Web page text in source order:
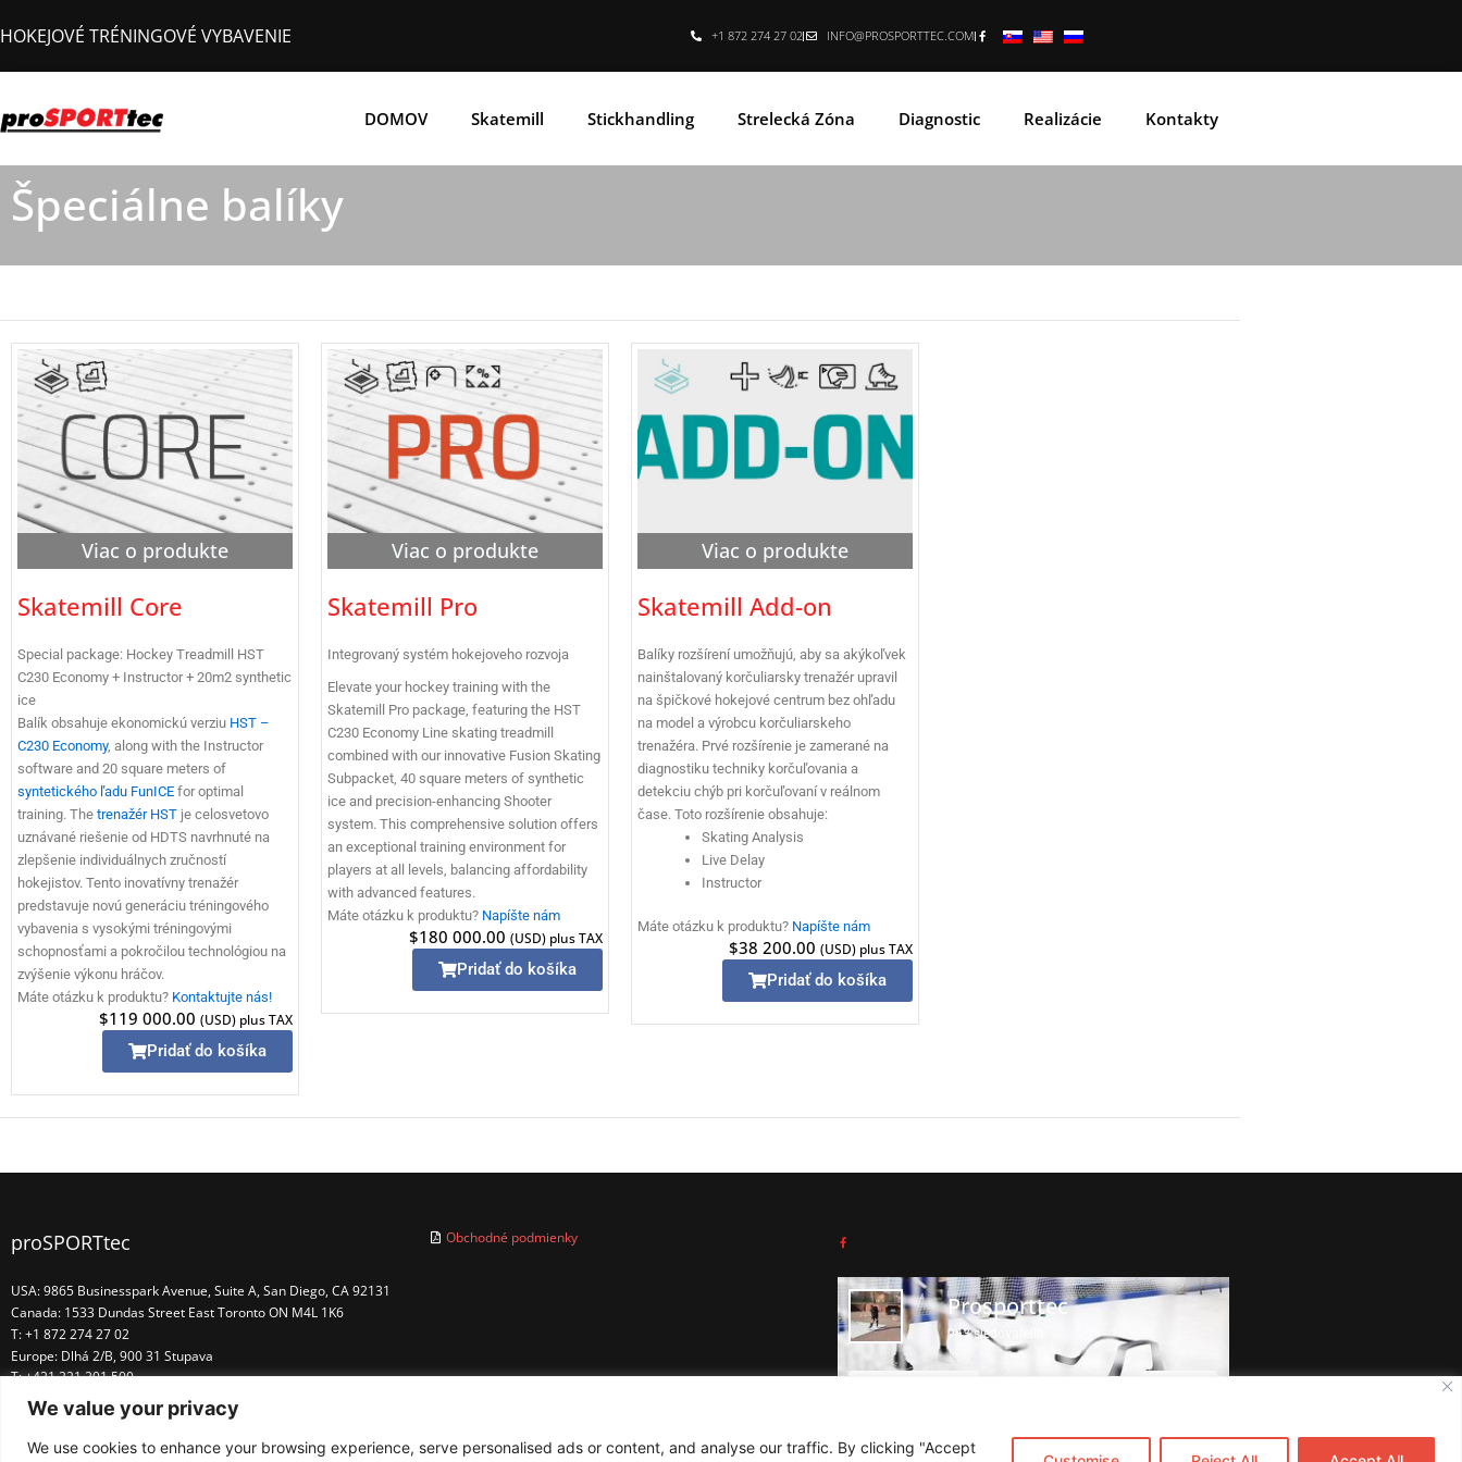
We value your privacy
We use cookies to enhance your browsing experience, serve personalised ads or content, and analyse our traffic. By clicking "Accept
na
obsah
HOKEJOVÉ TRÉNINGOVÉ VYBAVENIE +1 872 274 27 02 INFO@PROSPORTTEC.COM
DOMOV Skatemill Stickhandling Strelecká Zóna Diagnostic Realizácie Kontakty
Špeciálne balíky
Viac o produkte
Skatemill Core
Special package: Hockey Treadmill HST
C230 Economy + Instructor + 20m2 synthetic
ice
Balík obsahuje ekonomickú verziu HST –
C230 Economy, along with the Instructor
software and 20 square meters of
syntetického ľadu FunICE for optimal
training. The trenažér HST je celosvetovo
uznávané riešenie od HDTS navrhnuté na
zlepšenie individuálnych zručností
hokejistov. Tento inovatívny trenažér
predstavuje novú generáciu tréningového
vybavenia s vysokými tréningovými
schopnosťami a pokročilou technológiou na
zvýšenie výkonu hráčov.
Máte otázku k produktu? Kontaktujte nás!
$119 000.00 (USD) plus TAX
Pridať do košíka
Viac o produkte
Skatemill Pro
Integrovaný systém hokejoveho rozvoja
Elevate your hockey training with the
Skatemill Pro package, featuring the HST
C230 Economy Line skating treadmill
combined with our innovative Fusion Skating
Subpacket, 40 square meters of synthetic
ice and precision-enhancing Shooter
system. This comprehensive solution offers
an exceptional training environment for
players at all levels, balancing affordability
with advanced features.
Máte otázku k produktu? Napíšte nám
$180 000.00 (USD) plus TAX
Pridať do košíka
Viac o produkte
Skatemill Add-on
Balíky rozšírení umožňujú, aby sa akýkoľvek
nainštalovaný korčuliarsky trenažér upravil
na špičkové hokejové centrum bez ohľadu
na model a výrobcu korčuliarskeho
trenažéra. Prvé rozšírenie je zamerané na
diagnostiku techniky korčuľovania a
detekciu chýb pri korčuľovaní v reálnom
čase. Toto rozšírenie obsahuje:
Skating Analysis
Live Delay
Instructor
Máte otázku k produktu? Napíšte nám
$38 200.00 (USD) plus TAX
Pridať do košíka
proSPORTtec
USA: 9865 Businesspark Avenue, Suite A, San Diego, CA 92131
Canada: 1533 Dundas Street East Toronto ON M4L 1K6
T: +1 872 274 27 02
Europe: Dlhá 2/B, 900 31 Stupava
T: +421 221 201 500
E-mail:
info@prosporttec.com
Obchodné podmienky
Prosporttec
943 sledovatelia